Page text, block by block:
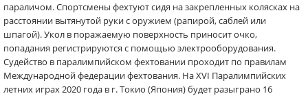
параличом. Спортсмены фехтуют сидя на закрепленных колясках на
расстоянии вытянутой руки с оружием (рапирой, саблей или
шпагой). Укол в поражаемую поверхность приносит очко,
попадания регистрируются с помощью электрооборудования.
Судейство в паралимпийском фехтовании проходит по правилам
Международной федерации фехтования. На XVI Паралимпийских
летних играх 2020 года в г. Токио (Япония) будет разыграно 16